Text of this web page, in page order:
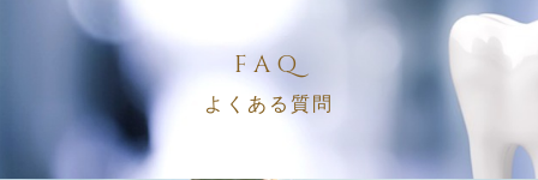
FAQ
よくある質問